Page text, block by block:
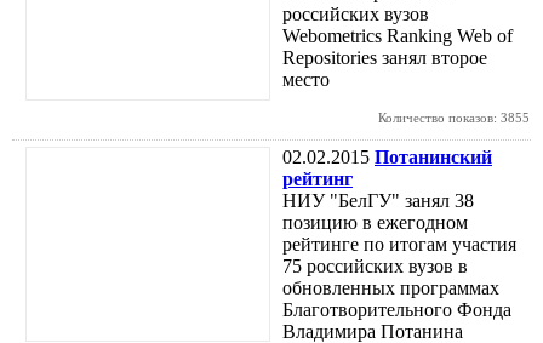
российских вузов
Webometrics Ranking Web of
Repositories занял второе
место
Количество показов: 3855
02.02.2015 Потанинский
рейтинг
НИУ "БелГУ" занял 38
позицию в ежегодном
рейтинге по итогам участия
75 российских вузов в
обновленных программах
Благотворительного Фонда
Владимира Потанина